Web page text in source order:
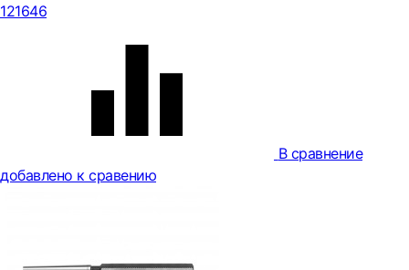
121646
В сравнение
добавлено к сравению